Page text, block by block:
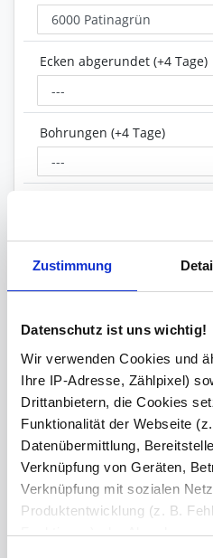
Zustimmung
Datenschutz ist uns wichtig!
Wir verwenden Cookies und
Ihre IP-Adresse, Zählpixel)
Drittanbietern, die Cookies
Funktionalität der Webseite
Datenübermittlung,
Verknüpfung von Geräten,
Verknüpfung mit sozialen
Produktentwicklung (z. B.
Funktionen), der Abrechnung
Ecken abgerundet (+4 Tage)
Bohrungen (+4 Tage)
ESG-Stempel
Kanten
geschliffen und poliert
Ihre Bemerkung
Zeichen übrig: 235 (von max. 235)
Bestell-Check (kostenlos)
Konfiguration auf Vollständigkeit und